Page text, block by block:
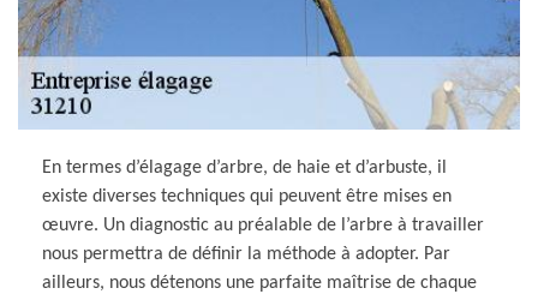
En termes d’élagage d’arbre, de haie et d’arbuste, il
existe diverses techniques qui peuvent être mises en
œuvre. Un diagnostic au préalable de l’arbre à travailler
nous permettra de définir la méthode à adopter. Par
ailleurs, nous détenons une parfaite maîtrise de chaque